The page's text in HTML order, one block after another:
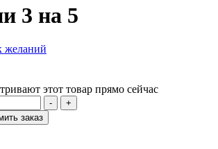
3 на 5
желаний
этот товар прямо сейчас
-
+
заказ